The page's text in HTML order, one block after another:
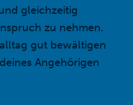
gleichzeitig
zu nehmen.
gut bewältigen
Angehörigen